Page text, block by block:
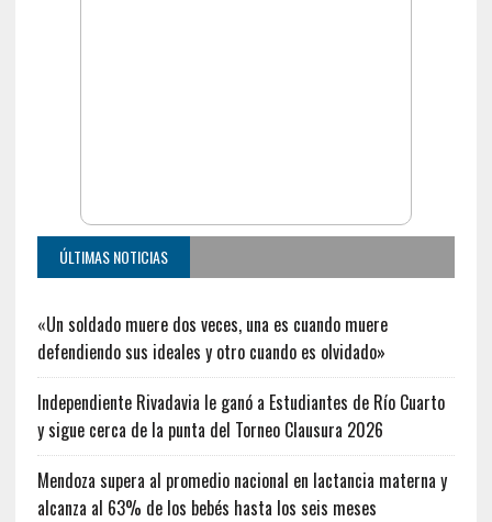
ÚLTIMAS NOTICIAS
«Un soldado muere dos veces, una es cuando muere
defendiendo sus ideales y otro cuando es olvidado»
Independiente Rivadavia le ganó a Estudiantes de Río Cuarto
y sigue cerca de la punta del Torneo Clausura 2026
Mendoza supera al promedio nacional en lactancia materna y
alcanza al 63% de los bebés hasta los seis meses